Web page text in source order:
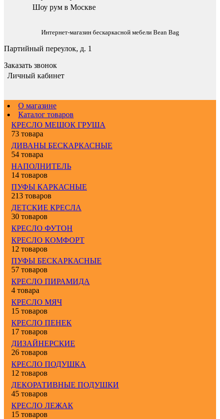
Шоу рум в Москве
Интернет-магазин бескаркасной мебели Bean Bag
Партийный переулок, д. 1
Заказать звонок
Личный кабинет
О магазине
Каталог товаров
КРЕСЛО МЕШОК ГРУША
73 товара
ДИВАНЫ БЕСКАРКАСНЫЕ
54 товара
НАПОЛНИТЕЛЬ
14 товаров
ПУФЫ КАРКАСНЫЕ
213 товаров
ДЕТСКИЕ КРЕСЛА
30 товаров
КРЕСЛО ФУТОН
КРЕСЛО КОМФОРТ
12 товаров
ПУФЫ БЕСКАРКАСНЫЕ
57 товаров
КРЕСЛО ПИРАМИДА
4 товара
КРЕСЛО МЯЧ
15 товаров
КРЕСЛО ПЕНЕК
17 товаров
ДИЗАЙНЕРСКИЕ
26 товаров
КРЕСЛО ПОДУШКА
12 товаров
ДЕКОРАТИВНЫЕ ПОДУШКИ
45 товаров
КРЕСЛО ЛЕЖАК
15 товаров